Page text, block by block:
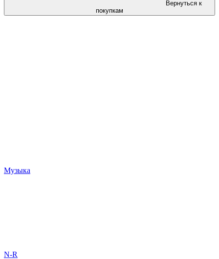
Вернуться к
покупкам
Музыка
N-R